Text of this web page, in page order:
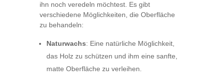
ihn noch veredeln möchtest. Es gibt
verschiedene Möglichkeiten, die Oberfläche
zu behandeln:
Naturwachs: Eine natürliche Möglichkeit,
das Holz zu schützen und ihm eine sanfte,
matte Oberfläche zu verleihen.